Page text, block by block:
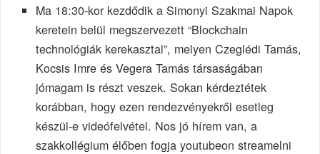
Ma 18:30-kor kezdődik a Simonyi Szakmai Napok
keretein belül megszervezett “Blockchain
technológiák kerekasztal”, melyen Czeglédi Tamás,
Kocsis Imre és Vegera Tamás társaságában
jómagam is részt veszek. Sokan kérdeztétek
korábban, hogy ezen rendezvényekről esetleg
készül-e videófelvétel. Nos jó hírem van, a
szakkollégium élőben fogja youtubeon streamelni